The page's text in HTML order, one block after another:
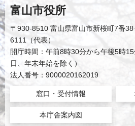
富山市役所
〒930-8510 富山県富山市新桜町7番
6111（代表）
開庁時間：午前8時30分から午後5時
日、年末年始を除く）
法人番号：9000020162019
窓口・受付情報
本庁舎案内図